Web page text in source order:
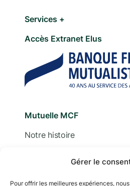
Gérer le
Pour offrir les meilleures expériences,
Services +
Accès Extranet Elus
Mutuelle MCF
Notre histoire